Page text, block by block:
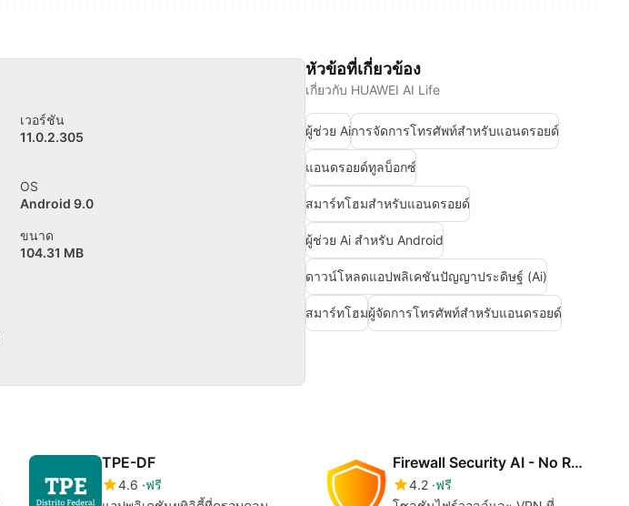
เวอร์ชัน
11.0.2.305
OS
Android 9.0
ขนาด
104.31 MB
หัวข้อที่เกี่ยวข้อง
เกี่ยวกับ HUAWEI AI Life
ผู้ช่วย Aiการจัดการโทรศัพท์สำหรับแอนดรอยด์
แอนดรอยด์ทูลบ็อกซ์
สมาร์ทโฮมสำหรับแอนดรอยด์
ผู้ช่วย Ai สำหรับ Android
ดาวน์โหลดแอปพลิเคชันปัญญาประดิษฐ์ (Ai)
สมาร์ทโฮมผู้จัดการโทรศัพท์สำหรับแอนดรอยด์
TPE-DF
4.6 ฟรี
Firewall Security AI - No Root
4.2 ฟรี